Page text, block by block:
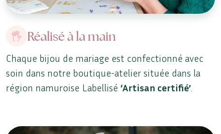
Réalisé à la main
Chaque bijou de mariage est confectionné avec
soin dans notre boutique-atelier située dans la
région namuroise Labellisé ‘Artisan certifié’.